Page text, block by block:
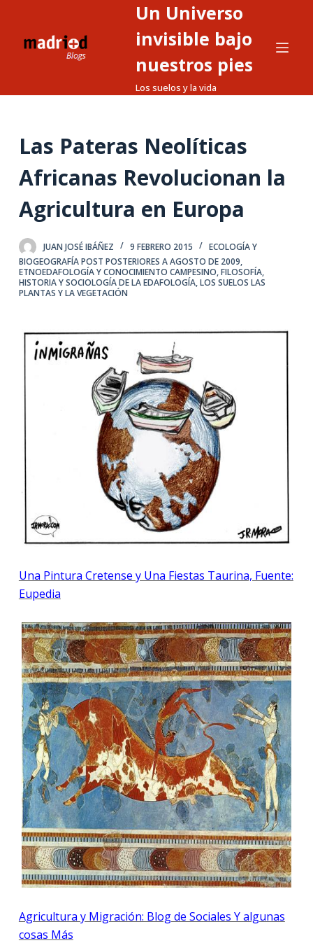
o
n
d
Un Universo
invisible bajo
nuestros pies
Los suelos y la vida
Las Pateras Neolíticas
Africanas Revolucionan la
Agricultura en Europa
JUAN JOSÉ IBÁÑEZ 9 FEBRERO 2015
ECOLOGÍA Y
BIOGEOGRAFÍA POST POSTERIORES A AGOSTO DE 2009,
ETNOEDAFOLOGÍA Y CONOCIMIENTO CAMPESINO,FILOSOFÍA,
HISTORIA Y SOCIOLOGÍA DE LA EDAFOLOGÍA,LOS SUELOS LAS
PLANTAS Y LA VEGETACIÓN
Una Pintura Cretense y Una Fiestas Taurina, Fuente:
Eupedia
Agricultura y Migración: Blog de Sociales Y algunas
cosas Más